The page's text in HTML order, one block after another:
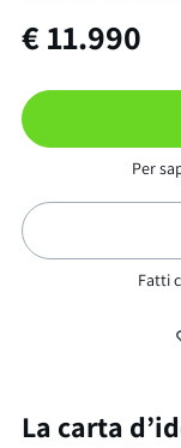
€11.990
Per
Fatti
La carta